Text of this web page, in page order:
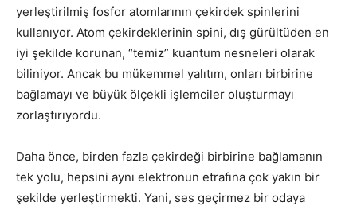
yerleştirilmiş fosfor atomlarının çekirdek spinlerini
kullanıyor. Atom çekirdeklerinin spini, dış gürültüden en
iyi şekilde korunan, “temiz” kuantum nesneleri olarak
biliniyor. Ancak bu mükemmel yalıtım, onları birbirine
bağlamayı ve büyük ölçekli işlemciler oluşturmayı
zorlaştırıyordu.
Daha önce, birden fazla çekirdeği birbirine bağlamanın
tek yolu, hepsini aynı elektronun etrafına çok yakın bir
şekilde yerleştirmekti. Yani, ses geçirmez bir odaya